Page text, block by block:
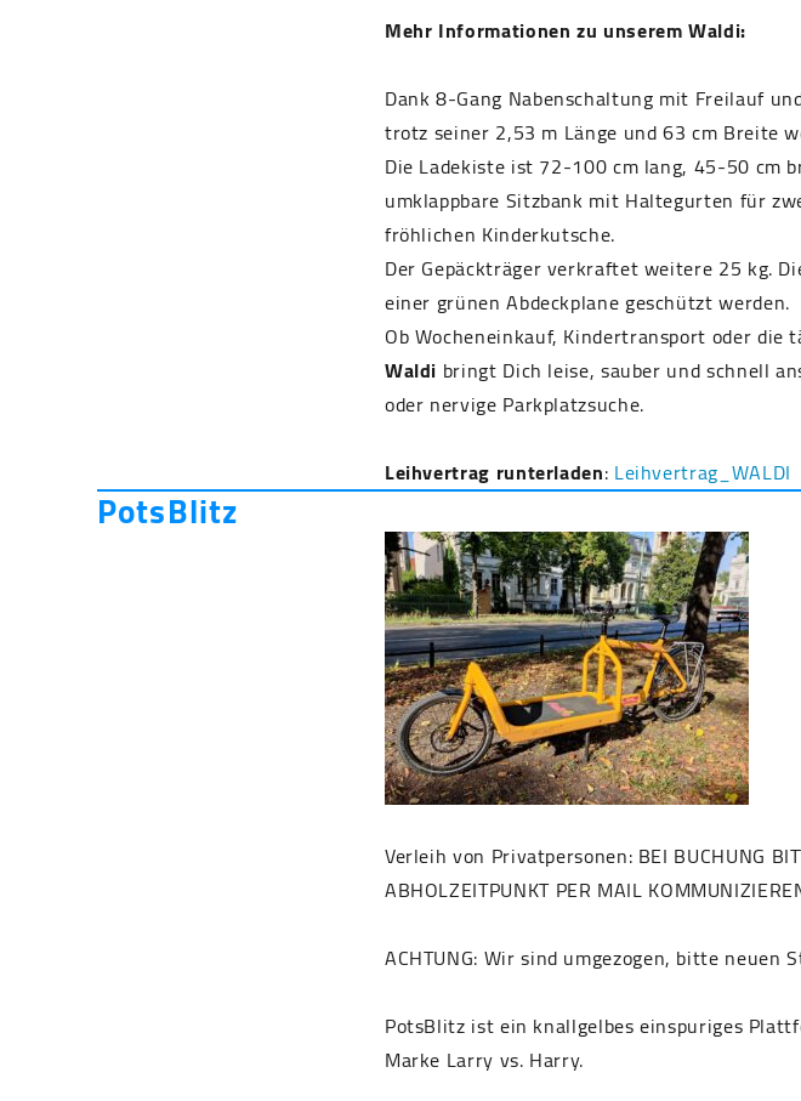
Mehr Informationen zu unserem Waldi:
Dank 8-Gang Nabenschaltung mit Freilauf
trotz seiner 2,53 m Länge und 63 cm Breite
Die Ladekiste ist 72-100 cm lang, 45-50 cm
umklappbare Sitzbank mit Haltegurten für
fröhlichen Kinderkutsche.
Der Gepäckträger verkraftet weitere 25 kg.
einer grünen Abdeckplane geschützt werden.
Ob Wocheneinkauf, Kindertransport oder
Waldi bringt Dich leise, sauber und schnell
oder nervige Parkplatzsuche.
Leihvertrag runterladen: Leihvertrag_WALDI
PotsBlitz
Verleih von Privatpersonen: BEI BUCHUNG
ABHOLZEITPUNKT PER MAIL
ACHTUNG: Wir sind umgezogen, bitte neuen
PotsBlitz ist ein knallgelbes einspuriges
Marke Larry vs. Harry.